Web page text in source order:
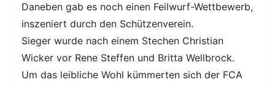
Daneben gab es noch einen Feilwurf-Wettbewerb,
inszeniert durch den Schützenverein.
Sieger wurde nach einem Stechen Christian
Wicker vor Rene Steffen und Britta Wellbrock.
Um das leibliche Wohl kümmerten sich der FCA